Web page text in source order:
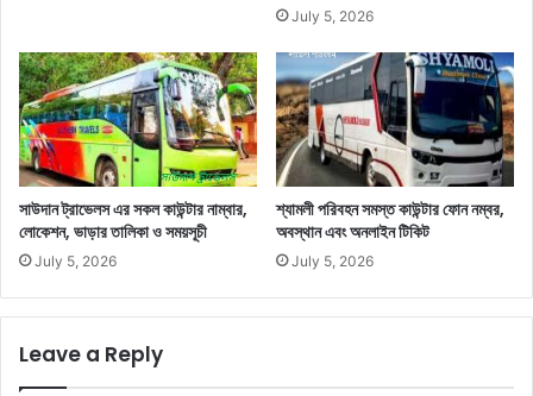
July 5, 2026
সাউদান ট্রাভেলস এর সকল কাউন্টার নাম্বার,
লোকেশন, ভাড়ার তালিকা ও সময়সূচী
July 5, 2026
শ্যামলী পরিবহন সমস্ত কাউন্টার ফোন নম্বর,
অবস্থান এবং অনলাইন টিকিট
July 5, 2026
Leave a Reply